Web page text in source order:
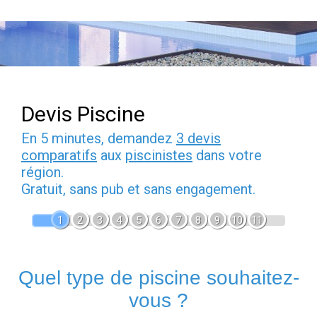
Devis Piscine
En 5 minutes, demandez 3 devis
comparatifs aux piscinistes dans votre
région.
Gratuit, sans pub et sans engagement.
1 2 3 4 5 6 7 8 9 10 11
Quel type de piscine souhaitez-
vous ?